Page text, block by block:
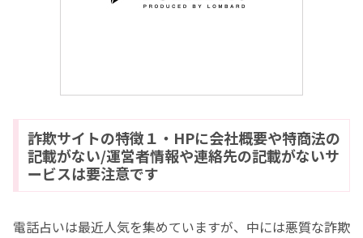
詐欺サイトの特徴１・HPに会社概要や特商法の
記載がない/運営者情報や連絡先の記載がないサ
ービスは要注意です
電話占いは最近人気を集めていますが、中には悪質な詐欺